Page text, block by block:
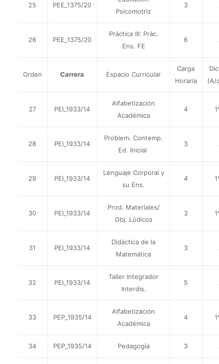
25 PEE_1375/20
Psicomotriz
3
26 PEE_1375/20
Práctica III: Prác.
Ens. FE
6
Orden Carrera Espacio Curricular
Carga
Horaria
(A/
27 PEI_1933/14
Alfabetización
Académica
4
28 PEI_1933/14
Problem. Contemp.
Ed. Inicial
3
29 PEI_1933/14
Lenguaje Corporal y
su Ens.
4
30 PEI_1933/14
Prod. Materiales/
Obj. Lúdicos
3
31 PEI_1933/14
Didáctica de la
Matemática
3
32 PEI_1933/14
Taller Integrador
Interdis.
5
33 PEP_1935/14
Alfabetización
Académica
4
34 PEP_1935/14 Pedagogía 3